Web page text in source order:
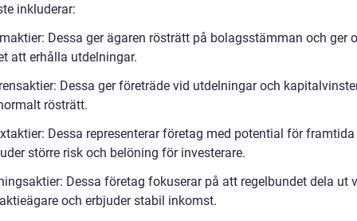
inkluderar:
Dessa ger ägaren rösträtt på bolagsstämman och ger
att erhålla utdelningar.
Dessa ger företräde vid utdelningar och
rösträtt.
Dessa representerar företag med potential för
större risk och belöning för investerare.
Dessa företag fokuserar på att regelbundet dela ut
och erbjuder stabil inkomst.